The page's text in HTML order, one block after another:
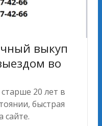
выкуп
во
20 лет в
быстрая
сайте.